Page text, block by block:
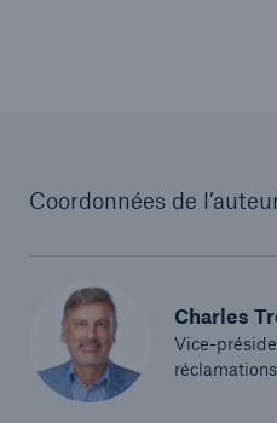
Coordonnées de
Charles
Vice-